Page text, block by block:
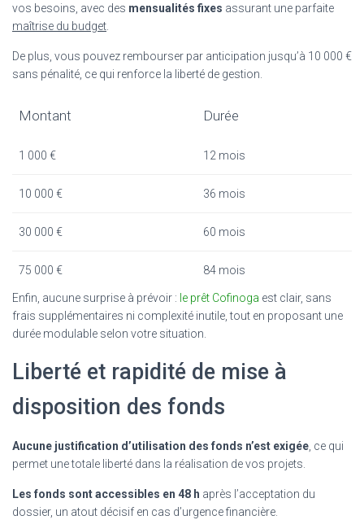
vos besoins, avec des mensualités fixes assurant une parfaite
maîtrise du budget
De plus, vous pouvez rembourser par anticipation jusqu’à 10 000 €
sans pénalité, ce qui renforce la liberté de gestion.
Montant Durée
1 000 € 12 mois
10 000 € 36 mois
30 000 € 60 mois
75 000 € 84 mois
Enfin, aucune surprise à prévoir : le prêt Cofinoga est clair, sans
frais supplémentaires ni complexité inutile, tout en proposant une
durée modulable selon votre situation.
Liberté et rapidité de mise à
disposition des fonds
Aucune justification d’utilisation des fonds n’est exigée , ce qui
permet une totale liberté dans la réalisation de vos projets.
Les fonds sont accessibles en 48 h après l’acceptation du
dossier, un atout décisif en cas d’urgence financière.